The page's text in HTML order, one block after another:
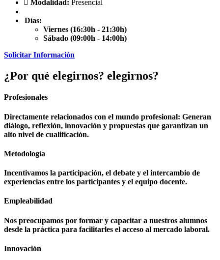
Modalidad: Presencial
Días:
Viernes (16:30h - 21:30h)
Sábado (09:00h - 14:00h)
Solicitar Información
¿Por qué elegirnos? elegirnos?
Profesionales
Directamente relacionados con el mundo profesional: Generan
diálogo, reflexión, innovación y propuestas que garantizan un
alto nivel de cualificación.
Metodología
Incentivamos la participación, el debate y el intercambio de
experiencias entre los participantes y el equipo docente.
Empleabilidad
Nos preocupamos por formar y capacitar a nuestros alumnos
desde la práctica para facilitarles el acceso al mercado laboral.
Innovación